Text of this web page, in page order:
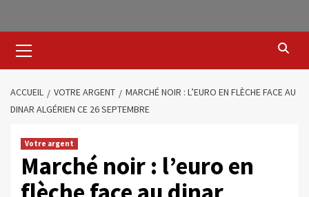
ACCUEIL VOTRE ARGENT
MARCHÉ NOIR : L’EURO EN FLÈCHE FACE AU
DINAR ALGÉRIEN CE 26 SEPTEMBRE
Votre argent
Marché noir : l’euro en